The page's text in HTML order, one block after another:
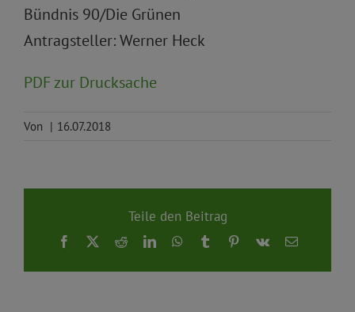
Bündnis 90/Die Grünen
Antragsteller: Werner Heck
PDF zur Drucksache
Von | 16.07.2018
Teile den Beitrag
Facebook
X RedditLinkedInWhatsApp
TumblrPinterest
Vk
E-